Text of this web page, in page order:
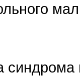
синдрома